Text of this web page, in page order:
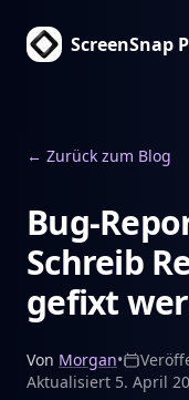
ScreenSnap
← Zurück zum Blog
Bug-
Schreib
gefixt
Von Morgan•
Aktualisiert 5. April